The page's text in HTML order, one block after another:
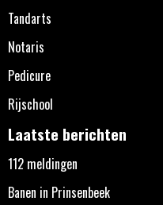
Tandarts
Notaris
Pedicure
Rijschool
Laatste berichten
112 meldingen
Banen in Prinsenbeek